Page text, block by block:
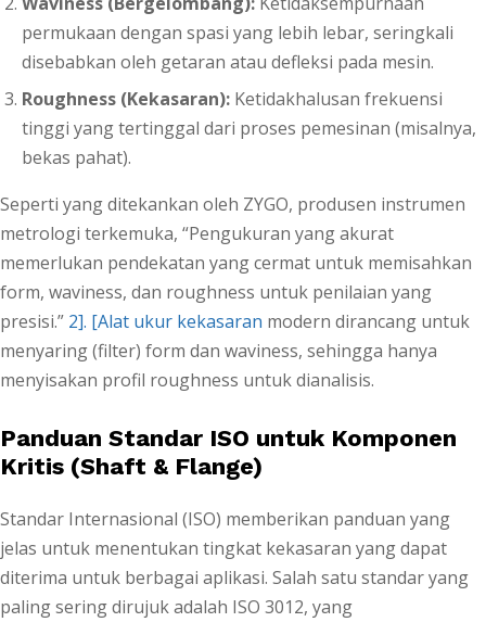
permukaan dengan spasi yang lebih lebar, seringkali
disebabkan oleh getaran atau defleksi pada mesin.
Roughness (Kekasaran): Ketidakhalusan frekuensi
tinggi yang tertinggal dari proses pemesinan (misalnya,
bekas pahat).
Seperti yang ditekankan oleh ZYGO, produsen instrumen
metrologi terkemuka, “Pengukuran yang akurat
memerlukan pendekatan yang cermat untuk memisahkan
form, waviness, dan roughness untuk penilaian yang
presisi.” 2]. [Alat ukur kekasaran modern dirancang untuk
menyaring (filter) form dan waviness, sehingga hanya
menyisakan profil roughness untuk dianalisis.
Panduan Standar ISO untuk Komponen
Kritis (Shaft & Flange)
Standar Internasional (ISO) memberikan panduan yang
jelas untuk menentukan tingkat kekasaran yang dapat
diterima untuk berbagai aplikasi. Salah satu standar yang
paling sering dirujuk adalah ISO 3012, yang